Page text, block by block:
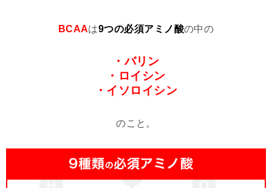
BCAAは9つの必須アミノ酸の中の
・バリン
・ロイシン
・イソロイシン
のこと。